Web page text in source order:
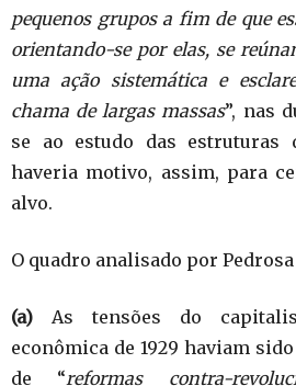
pequenos grupos a fim de que
orientando-se por elas, se
uma ação sistemática e
chama de largas massas”, nas
se ao estudo das estruturas
haveria motivo, assim, para
alvo.
O quadro analisado por
(a) As tensões do
econômica de 1929 haviam
de “reformas contra-